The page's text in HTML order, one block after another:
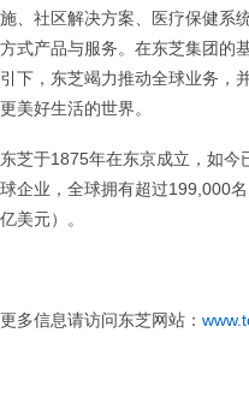
施、社区解决方案、医疗保健系
方式产品与服务。在东芝集团的
引下，东芝竭力推动全球业务，
更美好生活的世界。
东芝于1875年在东京成立，如
球企业，全球拥有超过199,000
亿美元）。
更多信息请访问东芝网站：